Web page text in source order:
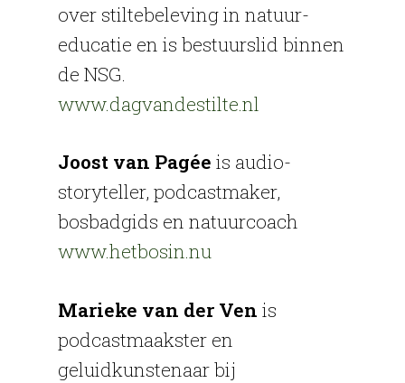
over stiltebeleving in natuur-
educatie en is bestuurslid binnen
de NSG.
www.dagvandestilte.nl
Joost van Pagée is audio-
storyteller, podcastmaker,
bosbadgids en natuurcoach
www.hetbosin.nu
Marieke van der Ven is
podcastmaakster en
geluidkunstenaar bij